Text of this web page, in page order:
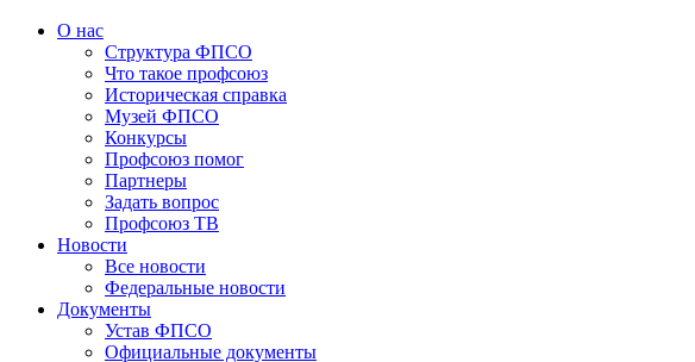
О нас
Структура ФПСО
Что такое профсоюз
Историческая справка
Музей ФПСО
Конкурсы
Профсоюз помог
Партнеры
Задать вопрос
Профсоюз ТВ
Новости
Все новости
Федеральные новости
Документы
Устав ФПСО
Официальные документы